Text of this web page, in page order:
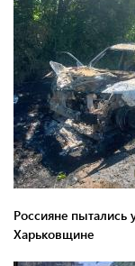
Россияне
Харьковщине